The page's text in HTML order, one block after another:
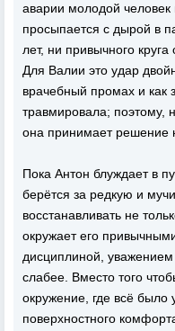
аварии молодой
просыпается с дырой в
лет, ни привычного
Для Валии это удар
врачебный промах и как
травмировала; поэтому,
она принимает решение
Пока Антон блуждает в
берётся за редкую и
восстанавливать не
окружает его
дисциплиной,
слабее. Вместо того
окружение, где всё было
поверхностного